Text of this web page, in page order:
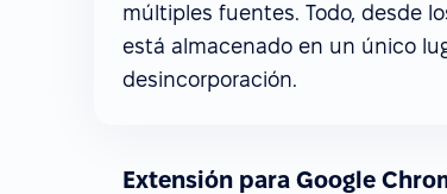
múltiples fuentes. Todo, desde
está almacenado en un único
desincorporación.
Extensión para Google